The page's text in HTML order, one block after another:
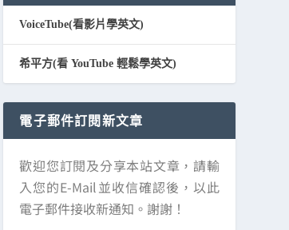
VoiceTube(看影片學英文)
希平方(看 YouTube 輕鬆學英文)
電子郵件訂閱新文章
歡迎您訂閱及分享本站文章，請輸
入您的E-Mail並收信確認後，以此
電子郵件接收新通知。謝謝！